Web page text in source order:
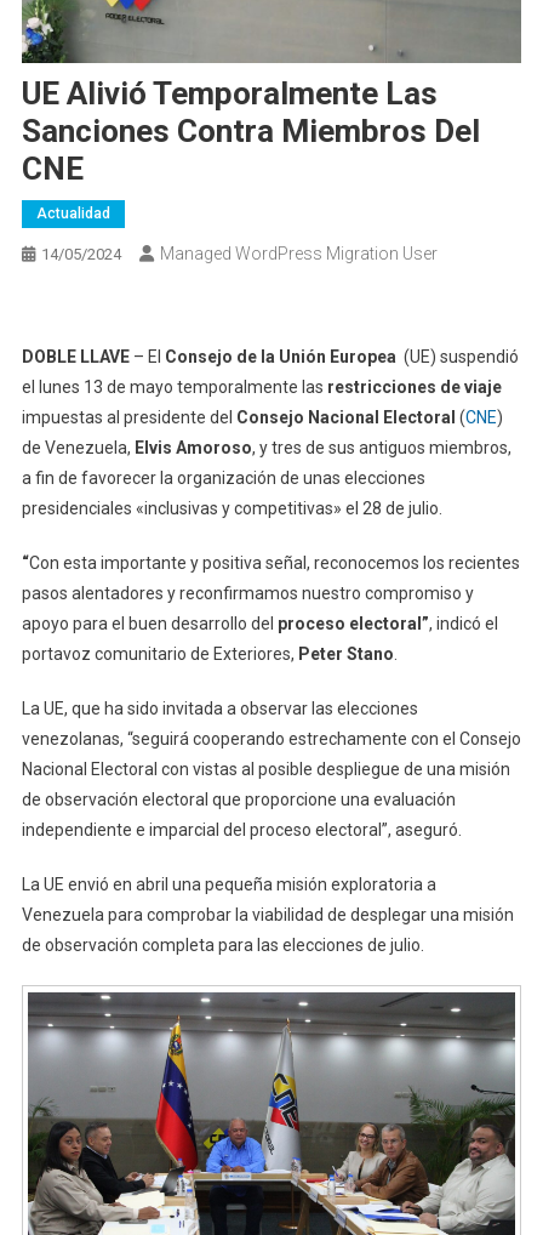
UE Alivió Temporalmente Las
Sanciones Contra Miembros Del
CNE
Actualidad
14/05/2024 Managed WordPress Migration User
DOBLE LLAVE– El Consejo de la Unión Europea(UE) suspendió
el lunes 13 de mayo temporalmente las restricciones de viaje
impuestas al presidente del Consejo Nacional Electoral (CNE)
de Venezuela, Elvis Amoroso, y tres de sus antiguos miembros,
a fin de favorecer la organización de unas elecciones
presidenciales «inclusivas y competitivas» el 28 de julio.
“Con esta importante y positiva señal, reconocemos los recientes
pasos alentadores y reconfirmamos nuestro compromiso y
apoyo para el buen desarrollo del proceso electoral”, indicó el
portavoz comunitario de Exteriores, Peter Stano.
La UE, que ha sido invitada a observar las elecciones
venezolanas, “seguirá cooperando estrechamente con el Consejo
Nacional Electoral con vistas al posible despliegue de una misión
de observación electoral que proporcione una evaluación
independiente e imparcial del proceso electoral”, aseguró.
La UE envió en abril una pequeña misión exploratoria a
Venezuela para comprobar la viabilidad de desplegar una misión
de observación completa para las elecciones de julio.